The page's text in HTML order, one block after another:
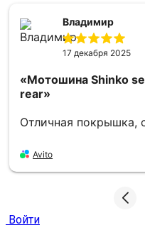
70 -16 77h tl
Август 2025.